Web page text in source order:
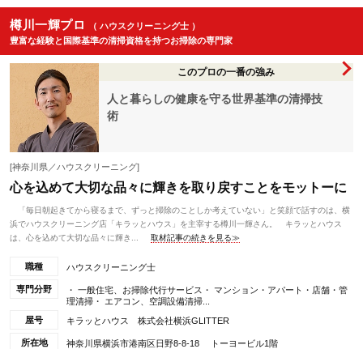
樽川一輝プロ
（ ハウスクリーニング士 ）
豊富な経験と国際基準の清掃資格を持つお掃除の専門家
このプロの一番の強み
人と暮らしの健康を守る世界基準の清掃技
術
[神奈川県／ハウスクリーニング]
心を込めて大切な品々に輝きを取り戻すことをモットーに
「毎日朝起きてから寝るまで、ずっと掃除のことしか考えていない」と笑顔で話すのは、横
浜でハウスクリーニング店「キラッとハウス」を主宰する樽川一輝さん。 キラッとハウス
は、心を込めて大切な品々に輝き...
取材記事の続きを見る≫
職種 ハウスクリーニング士
専門分野
・ 一般住宅、お掃除代行サービス・ マンション・アパート・店舗・管
理清掃・ エアコン、空調設備清掃...
屋号
キラッとハウス 株式会社横浜GLITTER
所在地 神奈川県横浜市港南区日野8-8-18 トーヨービル1階